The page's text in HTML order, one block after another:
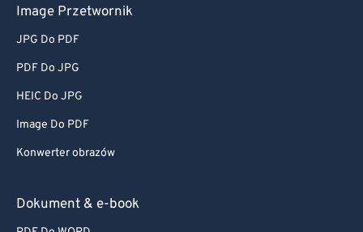
Image Przetwornik
JPG Do PDF
PDF Do JPG
HEIC Do JPG
Image Do PDF
Konwerter obrazów
Dokument & e-book